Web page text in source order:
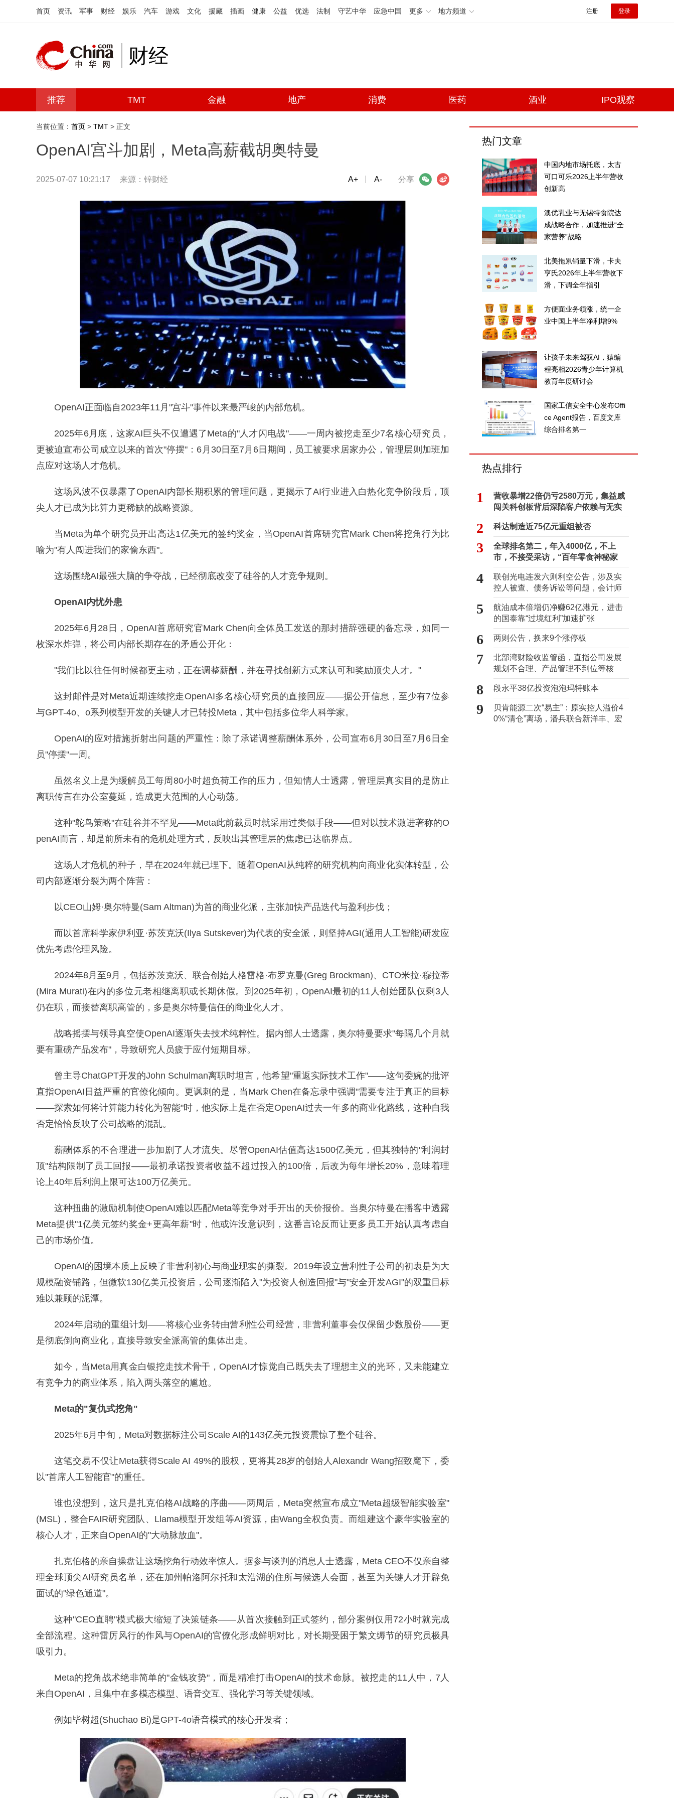
首页 资讯 军事 财经 娱乐 汽车 游戏 文化 援藏 插画 健康 公益 优选 法制 守艺中华 应急中国 更多 地方频道 注册 登录
财经
推荐 TMT 金融 地产 消费 医药 酒业 IPO观察
当前位置： 首页 > TMT > 正文
OpenAI宫斗加剧，Meta高薪截胡奥特曼
2025-07-07 10:21:17 来源：锌财经 分享
微信 微博
A+ A-
OpenAI正面临自2023年11月"宫斗"事件以来最严峻的内部危机。
2025年6月底，这家AI巨头不仅遭遇了Meta的"人才闪电战"——一周内被挖走至少7名核心研究员，
更被迫宣布公司成立以来的首次"停摆"：6月30日至7月6日期间，员工被要求居家办公，管理层则加班加
点应对这场人才危机。
这场风波不仅暴露了OpenAI内部长期积累的管理问题，更揭示了AI行业进入白热化竞争阶段后，顶
尖人才已成为比算力更稀缺的战略资源。
当Meta为单个研究员开出高达1亿美元的签约奖金，当OpenAI首席研究官Mark Chen将挖角行为比
喻为"有人闯进我们的家偷东西"。
这场围绕AI最强大脑的争夺战，已经彻底改变了硅谷的人才竞争规则。
OpenAI内忧外患
2025年6月28日，OpenAI首席研究官Mark Chen向全体员工发送的那封措辞强硬的备忘录，如同一
枚深水炸弹，将公司内部长期存在的矛盾公开化：
"我们比以往任何时候都更主动，正在调整薪酬，并在寻找创新方式来认可和奖励顶尖人才。"
这封邮件是对Meta近期连续挖走OpenAI多名核心研究员的直接回应——据公开信息，至少有7位参
与GPT-4o、o系列模型开发的关键人才已转投Meta，其中包括多位华人科学家。
OpenAI的应对措施折射出问题的严重性：除了承诺调整薪酬体系外，公司宣布6月30日至7月6日全
员"停摆"一周。
虽然名义上是为缓解员工每周80小时超负荷工作的压力，但知情人士透露，管理层真实目的是防止
离职传言在办公室蔓延，造成更大范围的人心动荡。
这种"鸵鸟策略"在硅谷并不罕见——Meta此前裁员时就采用过类似手段——但对以技术激进著称的O
penAI而言，却是前所未有的危机处理方式，反映出其管理层的焦虑已达临界点。
这场人才危机的种子，早在2024年就已埋下。随着OpenAI从纯粹的研究机构向商业化实体转型，公
司内部逐渐分裂为两个阵营：
以CEO山姆·奥尔特曼(Sam Altman)为首的商业化派，主张加快产品迭代与盈利步伐；
而以首席科学家伊利亚·苏茨克沃(Ilya Sutskever)为代表的安全派，则坚持AGI(通用人工智能)研发应
优先考虑伦理风险。
2024年8月至9月，包括苏茨克沃、联合创始人格雷格·布罗克曼(Greg Brockman)、CTO米拉·穆拉蒂
(Mira Murati)在内的多位元老相继离职或长期休假。到2025年初，OpenAI最初的11人创始团队仅剩3人
仍在职，而接替离职高管的，多是奥尔特曼信任的商业化人才。
战略摇摆与领导真空使OpenAI逐渐失去技术纯粹性。据内部人士透露，奥尔特曼要求"每隔几个月就
要有重磅产品发布"，导致研究人员疲于应付短期目标。
曾主导ChatGPT开发的John Schulman离职时坦言，他希望"重返实际技术工作"——这句委婉的批评
直指OpenAI日益严重的官僚化倾向。更讽刺的是，当Mark Chen在备忘录中强调"需要专注于真正的目标
——探索如何将计算能力转化为智能"时，他实际上是在否定OpenAI过去一年多的商业化路线，这种自我
否定恰恰反映了公司战略的混乱。
薪酬体系的不合理进一步加剧了人才流失。尽管OpenAI估值高达1500亿美元，但其独特的"利润封
顶"结构限制了员工回报——最初承诺投资者收益不超过投入的100倍，后改为每年增长20%，意味着理
论上40年后利润上限可达100万亿美元。
这种扭曲的激励机制使OpenAI难以匹配Meta等竞争对手开出的天价报价。当奥尔特曼在播客中透露
Meta提供"1亿美元签约奖金+更高年薪"时，他或许没意识到，这番言论反而让更多员工开始认真考虑自
己的市场价值。
OpenAI的困境本质上反映了非营利初心与商业现实的撕裂。2019年设立营利性子公司的初衷是为大
规模融资铺路，但微软130亿美元投资后，公司逐渐陷入"为投资人创造回报"与"安全开发AGI"的双重目标
难以兼顾的泥潭。
2024年启动的重组计划——将核心业务转由营利性公司经营，非营利董事会仅保留少数股份——更
是彻底倒向商业化，直接导致安全派高管的集体出走。
如今，当Meta用真金白银挖走技术骨干，OpenAI才惊觉自己既失去了理想主义的光环，又未能建立
有竞争力的商业体系，陷入两头落空的尴尬。
Meta的"复仇式挖角"
2025年6月中旬，Meta对数据标注公司Scale AI的143亿美元投资震惊了整个硅谷。
这笔交易不仅让Meta获得Scale AI 49%的股权，更将其28岁的创始人Alexandr Wang招致麾下，委
以"首席人工智能官"的重任。
谁也没想到，这只是扎克伯格AI战略的序曲——两周后，Meta突然宣布成立"Meta超级智能实验室"
(MSL)，整合FAIR研究团队、Llama模型开发组等AI资源，由Wang全权负责。而组建这个豪华实验室的
核心人才，正来自OpenAI的"大动脉放血"。
扎克伯格的亲自操盘让这场挖角行动效率惊人。据参与谈判的消息人士透露，Meta CEO不仅亲自整
理全球顶尖AI研究员名单，还在加州帕洛阿尔托和太浩湖的住所与候选人会面，甚至为关键人才开辟免
面试的"绿色通道"。
这种"CEO直聘"模式极大缩短了决策链条——从首次接触到正式签约，部分案例仅用72小时就完成
全部流程。这种雷厉风行的作风与OpenAI的官僚化形成鲜明对比，对长期受困于繁文缛节的研究员极具
吸引力。
Meta的挖角战术绝非简单的"金钱攻势"，而是精准打击OpenAI的技术命脉。被挖走的11人中，7人
来自OpenAI，且集中在多模态模型、语音交互、强化学习等关键领域。
例如毕树超(Shuchao Bi)是GPT-4o语音模式的核心开发者；
热门文章
中国内地市场托底，太古
可口可乐2026上半年营收
创新高
澳优乳业与无锡特食院达
成战略合作，加速推进“全
家营养”战略
北美拖累销量下滑，卡夫
亨氏2026年上半年营收下
滑，下调全年指引
方便面业务领涨，统一企
业中国上半年净利增9%
让孩子未来驾驭AI，猿编
程亮相2026青少年计算机
教育年度研讨会
国家工信安全中心发布Offi
ce Agent报告，百度文库
综合排名第一
热点排行
1
营收暴增22倍仍亏2580万元，集益威
闯关科创板背后深陷客户依赖与无实
控人困局
2 科达制造近75亿元重组被否
3
全球排名第二，年入4000亿，不上
市，不接受采访，“百年零食神秘家
族”浮出水面？
4
联创光电连发六则利空公告，涉及实
控人被查、债务诉讼等问题，会计师
事务所曾出具“保留意见”
5
航油成本倍增仍净赚62亿港元，进击
的国泰靠“过境红利”加速扩张
6 两则公告，换来9个涨停板
7
北部湾财险收监管函，直指公司发展
规划不合理、产品管理不到位等核
心“痛点”
8 段永平38亿投资泡泡玛特账本
9
贝肯能源二次“易主”：原实控人溢价4
0%“清仓”离场，潘兵联合新洋丰、宏